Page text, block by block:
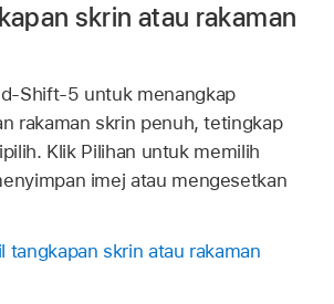
skrin atau rakaman
Shift-5 untuk menangkap
rakaman skrin penuh, tetingkap
Klik Pilihan untuk memilih
imej atau mengesetkan
tangkapan skrin atau rakaman